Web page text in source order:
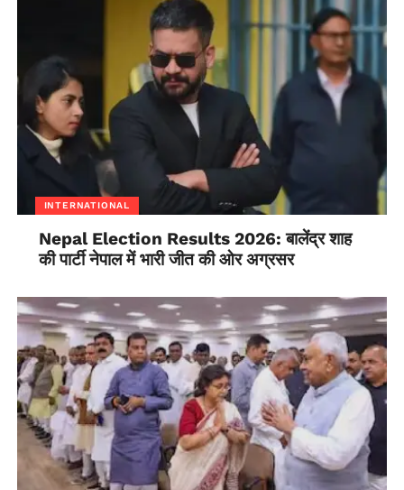
implementation of
containment strategy
was given: Jt Secy,
Ministry of Health
https://t.co/3X0sJAHxNa
— ANI (@ANI)
April 15,
2020
INTERNATIONAL
Nepal Election Results 2026: बालेंद्र शाह
की पार्टी नेपाल में भारी जीत की ओर अग्रसर